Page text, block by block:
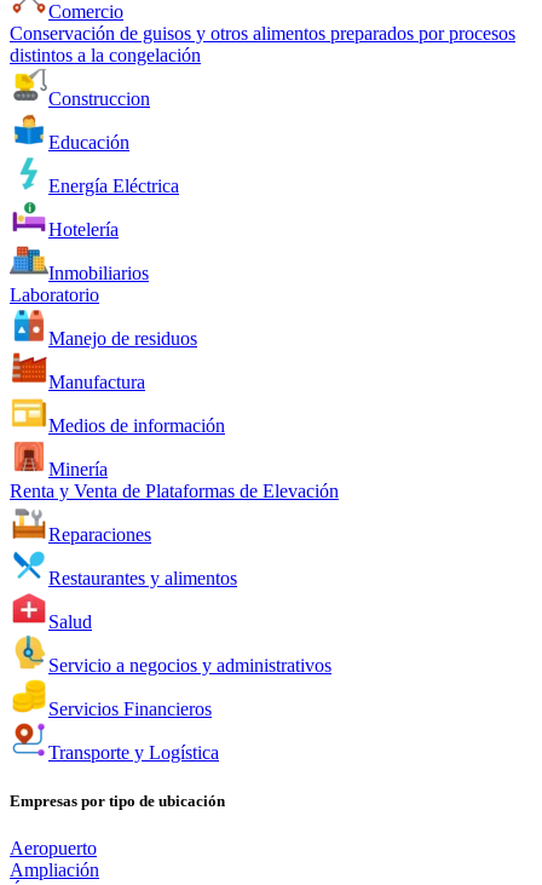
Comercio
Conservación de guisos y otros alimentos preparados por procesos
distintos a la congelación
Construccion
Educación
Energía Eléctrica
Hotelería
Inmobiliarios
Laboratorio
Manejo de residuos
Manufactura
Medios de información
Minería
Renta y Venta de Plataformas de Elevación
Reparaciones
Restaurantes y alimentos
Salud
Servicio a negocios y administrativos
Servicios Financieros
Transporte y Logística
Empresas por tipo de ubicación
Aeropuerto
Ampliación